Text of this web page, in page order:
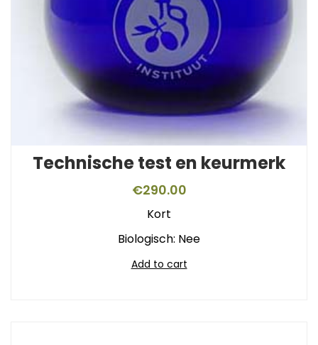
Technische test en keurmerk
€290.00
Kort
Biologisch: Nee
Add to cart